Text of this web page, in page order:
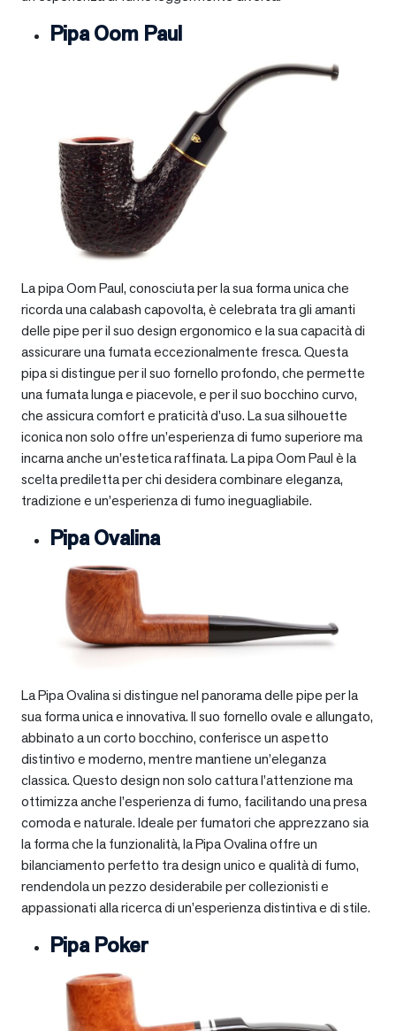
Pipa Oom Paul
La pipa Oom Paul, conosciuta per la sua forma unica che
ricorda una calabash capovolta, è celebrata tra gli amanti
delle pipe per il suo design ergonomico e la sua capacità di
assicurare una fumata eccezionalmente fresca. Questa
pipa si distingue per il suo fornello profondo, che permette
una fumata lunga e piacevole, e per il suo bocchino curvo,
che assicura comfort e praticità d’uso. La sua silhouette
iconica non solo offre un’esperienza di fumo superiore ma
incarna anche un’estetica raffinata. La pipa Oom Paul è la
scelta prediletta per chi desidera combinare eleganza,
tradizione e un’esperienza di fumo ineguagliabile.
Pipa Ovalina
La Pipa Ovalina si distingue nel panorama delle pipe per la
sua forma unica e innovativa. Il suo fornello ovale e allungato,
abbinato a un corto bocchino, conferisce un aspetto
distintivo e moderno, mentre mantiene un’eleganza
classica. Questo design non solo cattura l’attenzione ma
ottimizza anche l’esperienza di fumo, facilitando una presa
comoda e naturale. Ideale per fumatori che apprezzano sia
la forma che la funzionalità, la Pipa Ovalina offre un
bilanciamento perfetto tra design unico e qualità di fumo,
rendendola un pezzo desiderabile per collezionisti e
appassionati alla ricerca di un’esperienza distintiva e di stile.
Pipa Poker